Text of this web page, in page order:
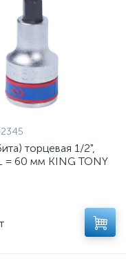
торцевая 1/2",
= 60 мм KING TONY